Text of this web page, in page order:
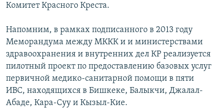
Комитет Красного Креста.
Напомним, в рамках подписанного в 2013 году
Меморандума между МККК и и министерствами
здравоохранения и внутренних дел КР реализуется
пилотный проект по предоставлению базовых услуг
первичной медико-санитарной помощи в пяти
ИВС, находящихся в Бишкеке, Балыкчи, Джалал-
Абаде, Кара-Суу и Кызыл-Кие.